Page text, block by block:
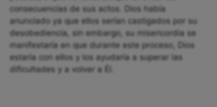
consecuencias de sus actos. Dios había
anunciado ya que ellos serían castigados por su
desobediencia, sin embargo, su misericordia se
manifestaría en que durante este proceso, Dios
estaría con ellos y los ayudaría a superar las
dificultades y a volver a Él.